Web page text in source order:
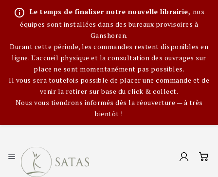
info_outline Le temps de finaliser notre nouvelle librairie, nos
équipes sont installées dans des bureaux provisoires à
Ganshoren.
Durant cette période, les commandes restent disponibles en
ligne. L'accueil physique et la consultation des ouvrages sur
place ne sont momentanément pas possibles.
Il vous sera toutefois possible de placer une commande et de
venir la retirer sur base du click & collect.
Nous vous tiendrons informés dès la réouverture — à très
bientôt !
